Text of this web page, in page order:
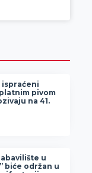
ispraćeni
pivom
na 41.
u
biće održan u